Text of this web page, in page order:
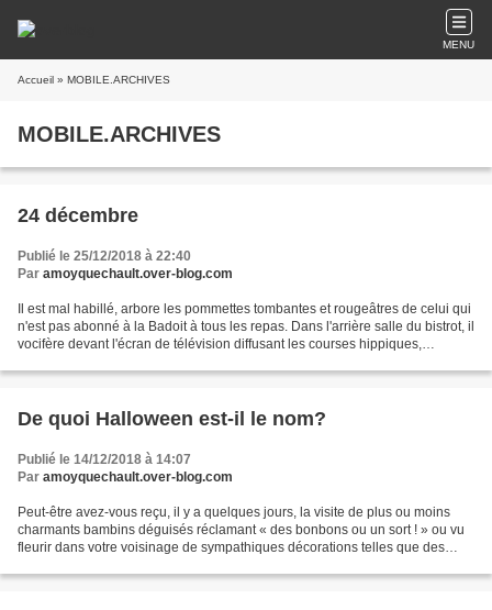
MENU
Accueil » MOBILE.ARCHIVES
MOBILE.ARCHIVES
24 décembre
Publié le 25/12/2018 à 22:40
Par amoyquechault.over-blog.com
Il est mal habillé, arbore les pommettes tombantes et rougeâtres de celui qui
n'est pas abonné à la Badoit à tous les repas. Dans l'arrière salle du bistrot, il
vocifère devant l'écran de télévision diffusant les courses hippiques,
De quoi Halloween est-il le nom?
Publié le 14/12/2018 à 14:07
Par amoyquechault.over-blog.com
Peut-être avez-vous reçu, il y a quelques jours, la visite de plus ou moins
charmants bambins déguisés réclamant « des bonbons ou un sort ! » ou vu
fleurir dans votre voisinage de sympathiques décorations telles que des